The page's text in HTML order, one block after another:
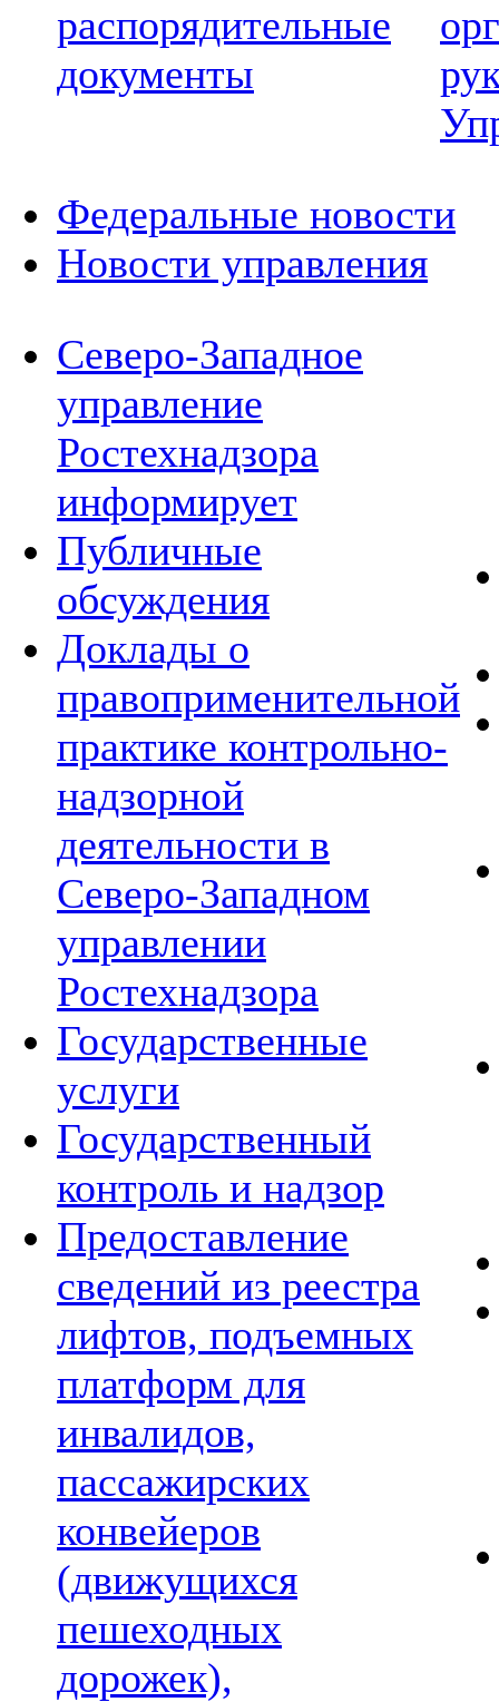
распорядительные
документы
Федеральные новости
Новости управления
Северо-Западное
управление
Ростехнадзора
информирует
Публичные
обсуждения
Доклады о
правоприменительной
практике контрольно-
надзорной
деятельности в
Северо-Западном
управлении
Ростехнадзора
Государственные
услуги
Государственный
контроль и надзор
Предоставление
сведений из реестра
лифтов, подъемных
платформ для
инвалидов,
пассажирских
конвейеров
(движущихся
пешеходных
дорожек),